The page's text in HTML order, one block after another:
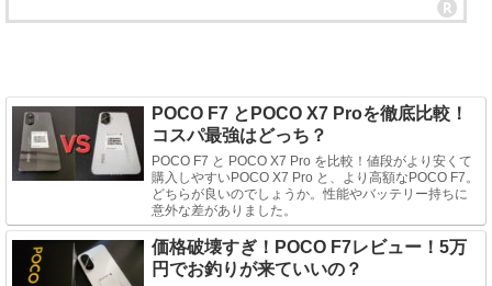
POCO F7 とPOCO X7 Proを徹底比較！
コスパ最強はどっち？
POCO F7 と POCO X7 Pro を比較！値段がより安くて
購入しやすいPOCO X7 Pro と、より高額なPOCO F7。
どちらが良いのでしょうか。性能やバッテリー持ちに
意外な差がありました。
価格破壊すぎ！POCO F7レビュー！5万
円でお釣りが来ていいの？